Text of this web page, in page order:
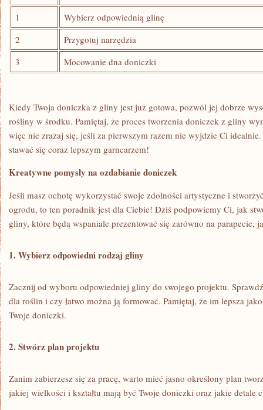
1
Wybierz odpowiednią glinę
2
Przygotuj narzędzia
3
Mocowanie dna doniczki
Kiedy Twoja doniczka z gliny jest już gotowa, pozwól jej dobrze
rośliny w środku. Pamiętaj, że proces tworzenia doniczek z​ gliny
więc nie zrażaj się, jeśli za pierwszym razem nie wyjdzie Ci
stawać się coraz lepszym garncarzem!
Kreatywne pomysły na ozdabianie doniczek
Jeśli masz ochotę wykorzystać swoje zdolności artystyczne i
ogrodu, to ten poradnik jest dla Ciebie! Dziś podpowiemy Ci, jak
gliny, które będą wspaniale prezentować się⁢ zarówno na parapecie,
1. Wybierz odpowiedni​ rodzaj gliny
Zacznij od wyboru odpowiedniej gliny do swojego​ projektu.
dla roślin i czy łatwo można ją formować. Pamiętaj, że im lepsza
Twoje doniczki.
2. Stwórz plan projektu
Zanim zabierzesz się za pracę, warto mieć jasno określony plan
jakiej wielkości i kształtu mają być Twoje doniczki oraz jakie⁣ detale